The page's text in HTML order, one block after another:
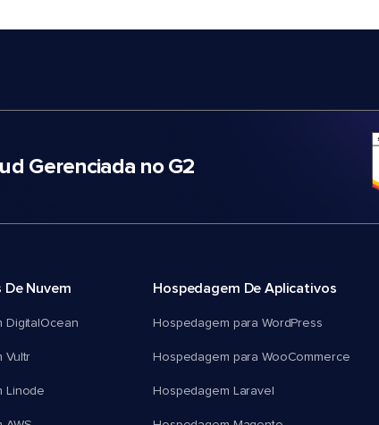
Gerenciada no G2
De Nuvem
DigitalOcean
Vultr
Linode
Hospedagem De Aplicativos
Hospedagem para WordPress
Hospedagem para WooCommerce
Hospedagem Laravel